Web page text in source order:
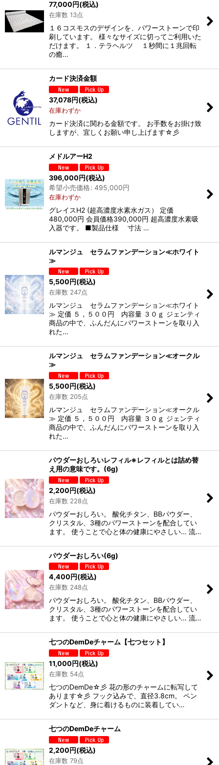
77,000円(税込)
在庫数 13点
１６コスモスのデザインを、パワーストーンで印
刷しています。 様々なサイズに切ってご利用いた
だけます。 １．テラヘルツ １秒間に１兆回転
の癒…
カード決済金額
37,078円(税込)
在庫わずか
カード決済に関わる金額です。 お手数をお掛け致
しますが、宜しくお願い申し上げます☆彡
メドルアーH2
396,000円(税込)
希望小売価格: 495,000円
在庫わずか
グレイスH2 (超高濃度水素水ガス） 定価
480,000円 会員価格390,000円 超高濃度水素吸
入器です。 ■製品仕様 寸法 …
ルマンジュ セラムファンデーション≪ホワイト
≫
5,500円(税込)
在庫数 247点
ルマンジュ セラムファンデーション≪ホワイト
≫ 定価 ５，５００円 内容量 ３０ｇ ジェンティ
商品の中で、ふんだんにパワーストーンを取り入
れた…
ルマンジュ セラムファンデーション≪オークル
≫
5,500円(税込)
在庫数 205点
ルマンジュ セラムファンデーション≪オークル
≫ 定価 ５，５００円 内容量 ３０ｇ ジェンティ
商品の中で、ふんだんにパワーストーンを取り入
れた…
パウダーおしろいレフィル※レフィルとは詰め替
え用の意味です。(6g)
2,200円(税込)
在庫数 228点
パウダーおしろい。 酸化チタン、BBパウダー、
クリスタル、3種のパワーストーンを配合してい
ます。 使うことで心と体の健康にやさしい… 流…
パウダーおしろい(6g)
4,400円(税込)
在庫数 248点
パウダーおしろい。 酸化チタン、BBパウダー、
クリスタル、3種のパワーストーンを配合してい
ます。 使うことで心と体の健康にやさしい… 流…
七つのDemDeチャーム【七つセット】
11,000円(税込)
在庫数 54点
七つのDemDe☆彡 花の形のチャームに転写して
あります☆彡 フック込みで、直径3.8cm。 ペン
ダントなど、身に着けるものに装着してい…
七つのDemDeチャーム
2,200円(税込)
在庫数 79点